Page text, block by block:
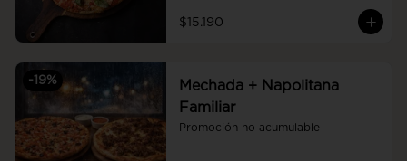
$15.190
-19%
Mechada + Napolitana
Familiar
Promoción no acumulable